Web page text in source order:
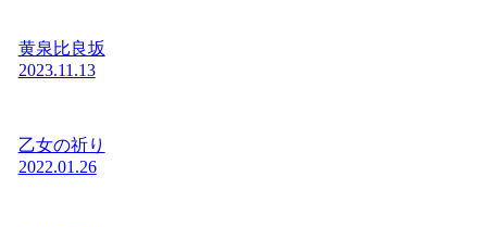
黄泉比良坂
2023.11.13
乙女の祈り
2022.01.26